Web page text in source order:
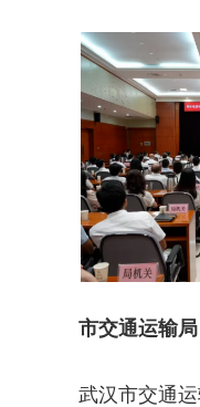
市交通运输
武汉市交通